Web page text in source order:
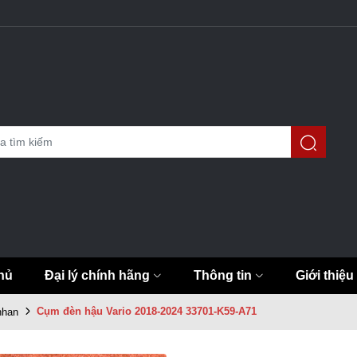
Đại lý chính hãng Thông tin Giới thiệu
Cụm đèn hậu Vario 2018-2024 33701-K59-A71